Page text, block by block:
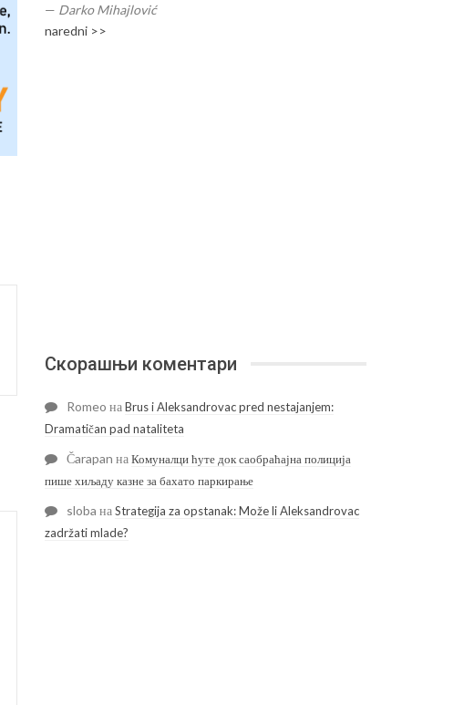
— Darko Mihajlović
naredni >>
Скорашњи коментари
Romeo наBrus i Aleksandrovac pred nestajanjem:
Dramatičan pad nataliteta
Čarapan наКомуналци ћуте док саобраћајна полиција
пише хиљаду казне за бахато паркирање
sloba наStrategija za opstanak: Može li Aleksandrovac
zadržati mlade?